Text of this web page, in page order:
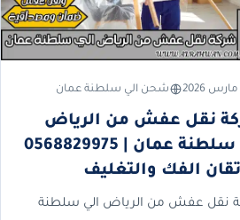
شحن الي سلطنة عمان
نقل عفش من الرياض
الي سلطنة عمان | 0568829975
الفك والتغليف
نقل عفش من الرياض الي سلطنة